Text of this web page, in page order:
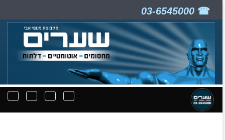
תפריט
יצירת
תפריט
חיפוש
ניווט
קבצים